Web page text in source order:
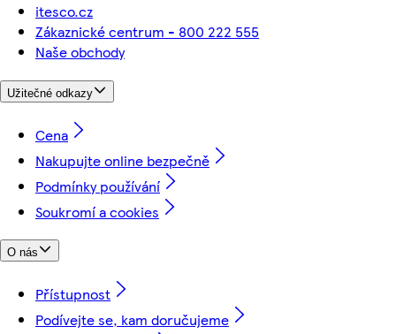
itesco.cz
Zákaznické centrum - 800 222 555
Naše obchody
Užitečné odkazy
Cena
Nakupujte online bezpečně
Podmínky používání
Soukromí a cookies
O nás
Přístupnost
Podívejte se, kam doručujeme